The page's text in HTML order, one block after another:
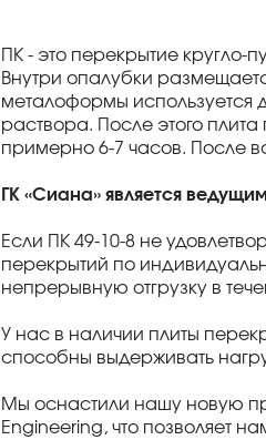
ПК - это перекрытие
Внутри опалубки
металоформы используется
раствора. После этого
примерно 6-7 часов. После
ГК «Сиана» является
Если ПК 49-10-8 не
перекрытий по
непрерывную отгрузку в
У нас в наличии плиты
способны выдерживать
Мы оснастили нашу новую
Engineering, что позволяет